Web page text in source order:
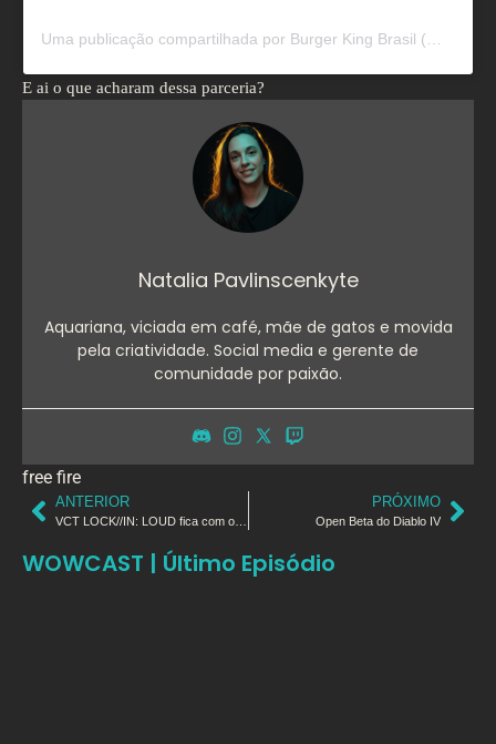
E ai o que acharam dessa parceria?
Natalia Pavlinscenkyte
Aquariana, viciada em café, mãe de gatos e movida
pela criatividade. Social media e gerente de
comunidade por paixão.
free fire
ANTERIOR PRÓXIMO
Open Beta do Diablo IV
WOWCAST | Último Episódio